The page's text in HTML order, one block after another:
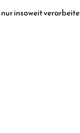
insoweit